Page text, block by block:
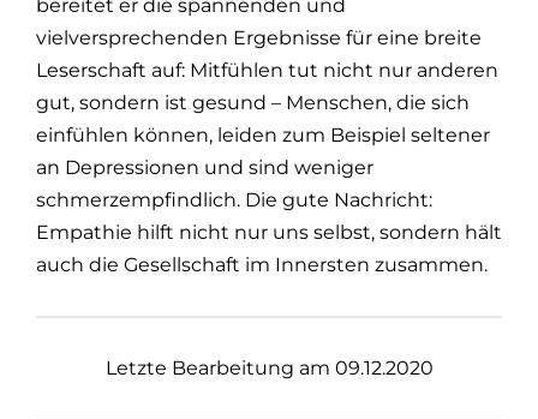
bereitet er die spannenden und
vielversprechenden Ergebnisse für eine breite
Leserschaft auf: Mitfühlen tut nicht nur anderen
gut, sondern ist gesund – Menschen, die sich
einfühlen können, leiden zum Beispiel seltener
an Depressionen und sind weniger
schmerzempfindlich. Die gute Nachricht:
Empathie hilft nicht nur uns selbst, sondern hält
auch die Gesellschaft im Innersten zusammen.
Letzte Bearbeitung am 09.12.2020